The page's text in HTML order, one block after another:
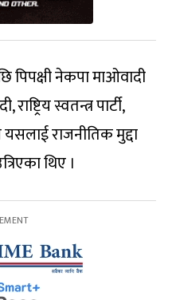
नेकपा माओवादी
स्वतन्त्र पार्टी,
यसलाई राजनीतिक मुद्दा
थिए ।